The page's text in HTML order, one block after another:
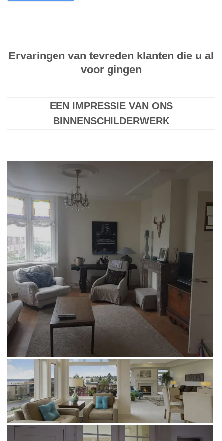
Ervaringen van tevreden klanten die u al
voor gingen
EEN IMPRESSIE VAN ONS
BINNENSCHILDERWERK